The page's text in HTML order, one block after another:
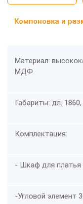
Компоновка и
Материал:
МДФ
Габариты: дл.
Комплектация:
- Шкаф для платья
-Угловой элемент